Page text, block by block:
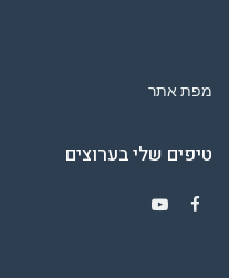
מפת אתר
טיפים שלי בערוצים